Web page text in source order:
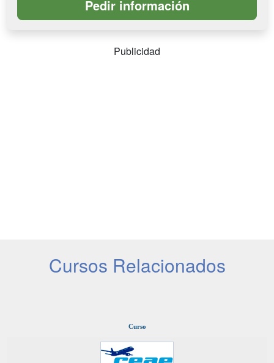
Publicidad
Cursos Relacionados
Curso